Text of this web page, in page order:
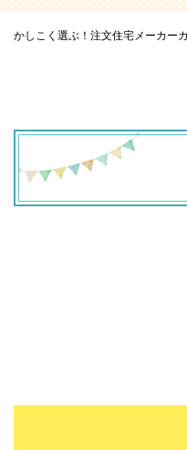
かしこく選ぶ！注文住宅メーカー